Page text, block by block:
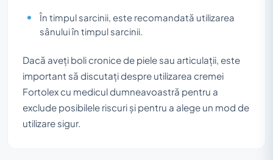
În timpul sarcinii, este recomandată utilizarea
sânului în timpul sarcinii.
Dacă aveți boli cronice de piele sau articulații, este
important să discutați despre utilizarea cremei
Fortolex cu medicul dumneavoastră pentru a
exclude posibilele riscuri și pentru a alege un mod de
utilizare sigur.